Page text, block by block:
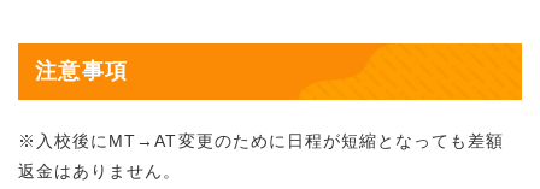
注意事項
※入校後にMT→AT変更のために日程が短縮となっても差額
返金はありません。